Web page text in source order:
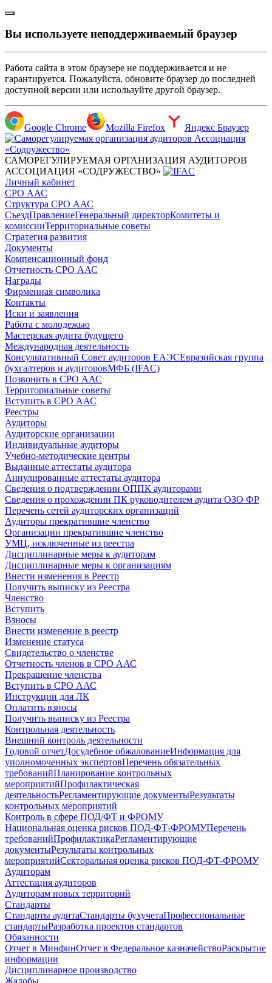
Вы используете неподдерживаемый браузер
Работа сайта в этом браузере не поддерживается и не
гарантируется. Пожалуйста, обновите браузер до последней
доступной версии или используйте другой браузер.
Google Chrome Mozilla Firefox Яндекс Браузер
САМОРЕГУЛИРУЕМАЯ ОРГАНИЗАЦИЯ АУДИТОРОВ
АССОЦИАЦИЯ «СОДРУЖЕСТВО»
Личный кабинет
СРО ААС
Структура СРО ААС
СъездПравлениеГенеральный директорКомитеты и
комиссииТерриториальные советы
Стратегия развития
Документы
Компенсационный фонд
Отчетность СРО ААС
Награды
Фирменная символика
Контакты
Иски и заявления
Работа с молодежью
Мастерская аудита будущего
Международная деятельность
Консультативный Совет аудиторов ЕАЭСЕвразийская группа
бухгалтеров и аудиторовМФБ (IFAC)
Позвонить в СРО ААС
Территориальные советы
Вступить в СРО ААС
Реестры
Аудиторы
Аудиторские организации
Индивидуальные аудиторы
Учебно-методические центры
Выданные аттестаты аудитора
Аннулированные аттестаты аудитора
Сведения о подтверждении ОППК аудиторами
Сведения о прохождении ПК руководителем аудита ОЗО ФР
Перечень сетей аудиторских организаций
Аудиторы прекратившие членство
Организации прекратившие членство
УМЦ, исключенные из реестра
Дисциплинарные меры к аудиторам
Дисциплинарные меры к организациям
Внести изменения в Реестр
Получить выписку из Реестра
Членство
Вступить
Взносы
Внести изменение в реестр
Изменение статуса
Свидетельство о членстве
Отчетность членов в СРО ААС
Прекращение членства
Вступить в СРО ААС
Инструкции для ЛК
Оплатить взносы
Получить выписку из Реестра
Контрольная деятельность
Внешний контроль деятельности
Годовой отчетДосудебное обжалованиеИнформация для
уполномоченных экспертовПеречень обязательных
требованийПланирование контрольных
мероприятийПрофилактическая
деятельностьРегламентирующие документыРезультаты
контрольных мероприятий
Контроль в сфере ПОД/ФТ и ФРОМУ
Национальная оценка рисков ПОД-ФТ-ФРОМУПеречень
требованийПрофилактикаРегламентирующие
документыРезультаты контрольных
мероприятийСекторальная оценка рисков ПОД-ФТ-ФРОМУ
Аудиторам
Аттестация аудиторов
Аудиторам новых территорий
Стандарты
Стандарты аудитаСтандарты бухучетаПрофессиональные
стандартыРазработка проектов стандартов
Обязанности
Отчет в МинфинОтчет в Федеральное казначействоРаскрытие
информации
Дисциплинарное производство